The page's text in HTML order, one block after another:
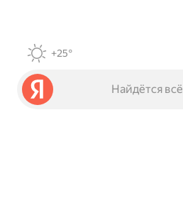
+25°
Найдётся всё